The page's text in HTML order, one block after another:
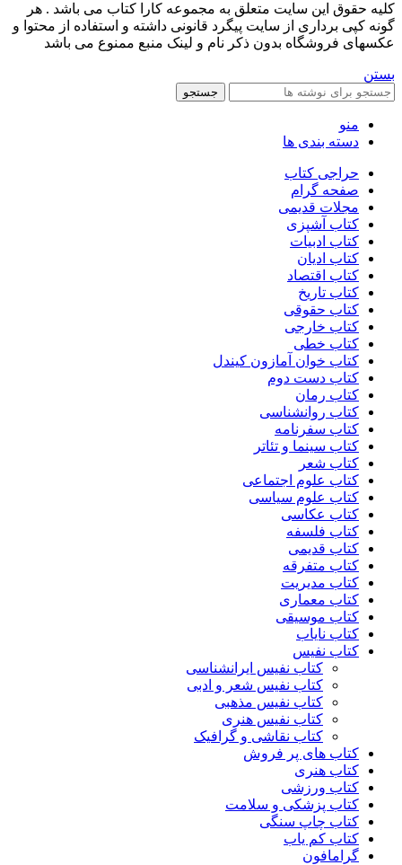
کليه حقوق اين سايت متعلق به مجموعه کارا کتاب می باشد . هر
گونه کپی برداری از سایت پیگرد قانونی داشته و استفاده از محتوا و
عکسهای فروشگاه بدون ذکر نام و لینک منبع ممنوع می باشد
بستن
جستجو
منو
دسته بندی ها
حراجی کتاب
صفحه گرام
مجلات قدیمی
کتاب آشپزی
کتاب ادبیات
کتاب ادیان
کتاب اقتصاد
کتاب تاریخ
کتاب حقوقی
کتاب خارجی
کتاب خطی
کتاب خوان آمازون کیندل
کتاب دست دوم
کتاب رمان
کتاب روانشناسی
کتاب سفرنامه
کتاب سینما و تئاتر
کتاب شعر
کتاب علوم اجتماعی
کتاب علوم سیاسی
کتاب عکاسی
کتاب فلسفه
کتاب قدیمی
کتاب متفرقه
کتاب مدیریت
کتاب معماری
کتاب موسیقی
کتاب نایاب
کتاب نفیس
کتاب نفیس ایرانشناسی
کتاب نفیس شعر و ادبی
کتاب نفیس مذهبی
کتاب نفیس هنری
کتاب نقاشی و گرافیک
کتاب های پر فروش
کتاب هنری
کتاب ورزشی
کتاب پزشکی و سلامت
کتاب چاپ سنگی
کتاب کم یاب
گرامافون